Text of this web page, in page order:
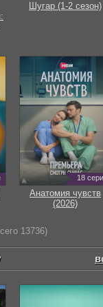
Шугар (1-2 сезон)
18
Анатомия чувств
(2026)
13736)